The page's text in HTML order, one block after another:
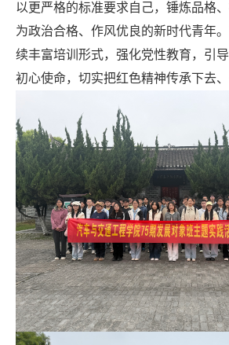
以更严格的标准要求自己，锤炼品格
为政治合格、作风优良的新时代青年
续丰富培训形式，强化党性教育，引
初心使命，切实把红色精神传承下去、